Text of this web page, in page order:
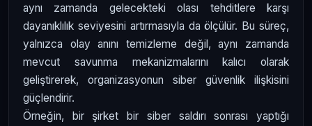
aynı zamanda gelecekteki olası tehditlere karşı
dayanıklılık seviyesini artırmasıyla da ölçülür. Bu süreç,
yalnızca olay anını temizleme değil, aynı zamanda
mevcut savunma mekanizmalarını kalıcı olarak
geliştirerek, organizasyonun siber güvenlik ilişkisini
güçlendirir.
Örneğin, bir şirket bir siber saldırı sonrası yaptığı